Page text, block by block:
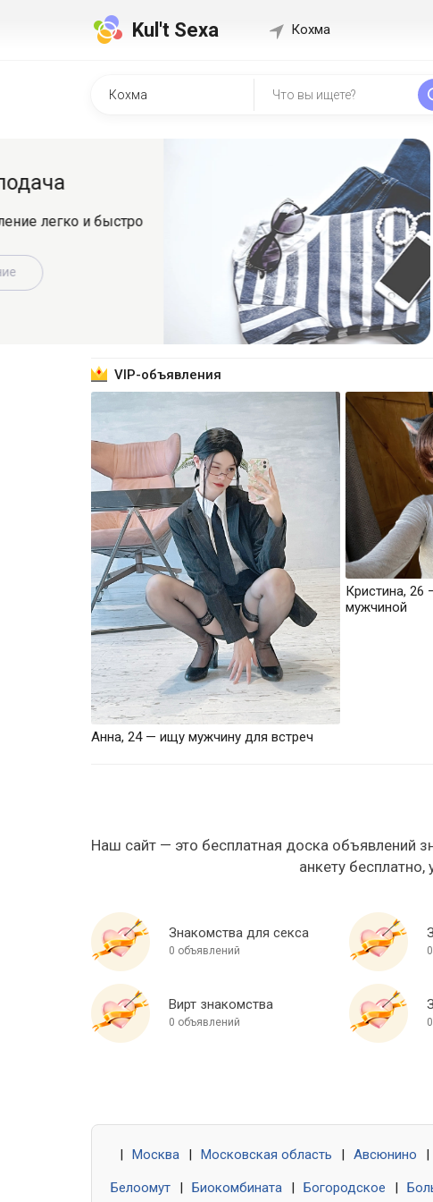
Kul't Sexa Кохма
Быстрая
знакомиться
VIP-объявления
Анна, 24 — ищу мужчину для встреч
Кристина,
мужчиной
Наш сайт — это бесплатная доска объявлений
анкету
Знакомства для секса
0 объявлений
Вирт знакомства
0 объявлений
Москва Московская область Авсюнино
Белоомут Биокомбината Богородское